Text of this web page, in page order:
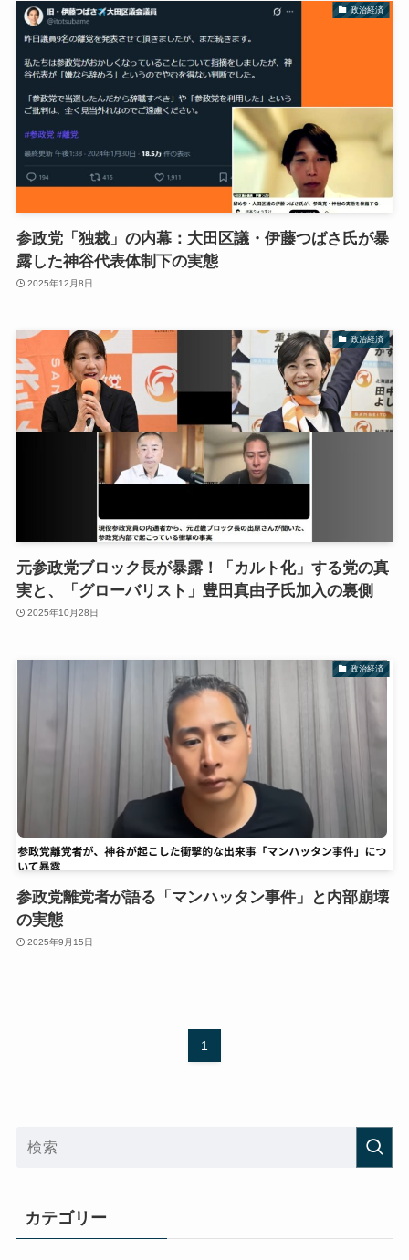
政治経済
参政党「独裁」の内幕：大田区議・伊藤つばさ氏が暴
露した神谷代表体制下の実態
2025年12月8日
政治経済
元参政党ブロック長が暴露！「カルト化」する党の真
実と、「グローバリスト」豊田真由子氏加入の裏側
2025年10月28日
政治経済
参政党離党者が語る「マンハッタン事件」と内部崩壊
の実態
2025年9月15日
1
カテゴリー